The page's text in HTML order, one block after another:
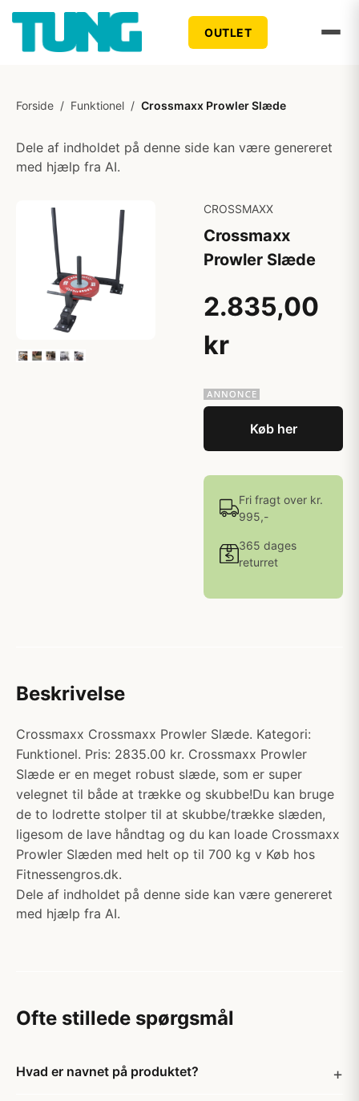
OUTLET
Forside / Funktionel / Crossmaxx Prowler Slæde
Dele af indholdet på denne side kan være genereret
med hjælp fra AI.
CROSSMAXX
Crossmaxx
Prowler Slæde
2.835,00
kr
Køb her
Fri fragt over kr.
995,-
365 dages
returret
Beskrivelse
Crossmaxx Crossmaxx Prowler Slæde. Kategori:
Funktionel. Pris: 2835.00 kr. Crossmaxx Prowler
Slæde er en meget robust slæde, som er super
velegnet til både at trække og skubbe!Du kan bruge
de to lodrette stolper til at skubbe/trække slæden,
ligesom de lave håndtag og du kan loade Crossmaxx
Prowler Slæden med helt op til 700 kg v Køb hos
Fitnessengros.dk.
Dele af indholdet på denne side kan være genereret
med hjælp fra AI.
Ofte stillede spørgsmål
Hvad er navnet på produktet?